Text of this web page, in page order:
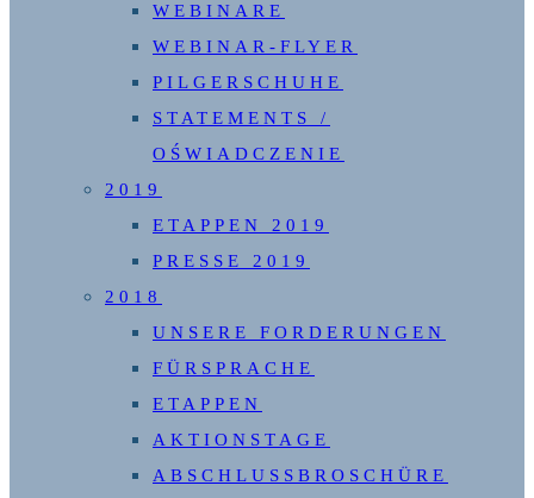
WEBINARE
WEBINAR-FLYER
PILGERSCHUHE
STATEMENTS /
OŚWIADCZENIE
2019
ETAPPEN 2019
PRESSE 2019
2018
UNSERE FORDERUNGEN
FÜRSPRACHE
ETAPPEN
AKTIONSTAGE
ABSCHLUSSBROSCHÜRE